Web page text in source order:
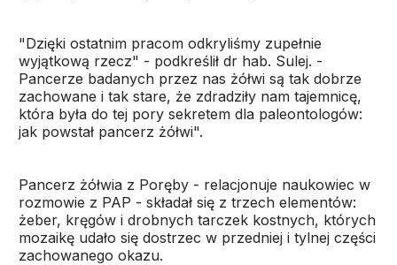
"Dzięki ostatnim pracom odkryliśmy zupełnie
wyjątkową rzecz" - podkreślił dr hab. Sulej. -
Pancerze badanych przez nas żółwi są tak dobrze
zachowane i tak stare, że zdradziły nam tajemnicę,
która była do tej pory sekretem dla paleontologów:
jak powstał pancerz żółwi".
Pancerz żółwia z Poręby - relacjonuje naukowiec w
rozmowie z PAP - składał się z trzech elementów:
żeber, kręgów i drobnych tarczek kostnych, których
mozaikę udało się dostrzec w przedniej i tylnej części
zachowanego okazu.